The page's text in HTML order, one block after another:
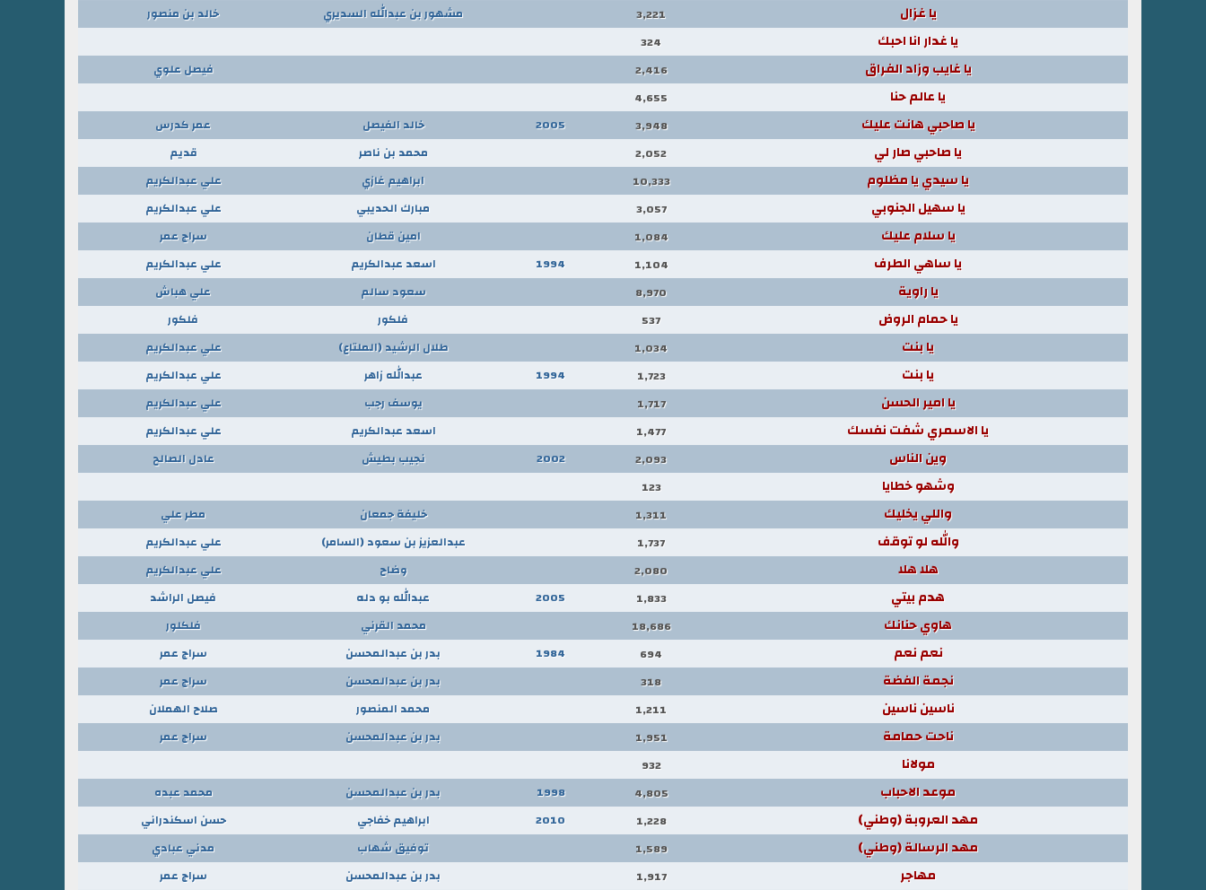
يا غزال 3,221 مشهور بن عبدالله السديري خالد بن منصور
يا غدار انا احبك 324
يا غايب وزاد الفراق 2,416 فيصل علوي
يا عالم حنا 4,655
يا صاحبي هانت عليك 3,948
2005 خالد الفيصل عمر كدرس
يا صاحبي صار لي 2,052 محمد بن ناصر قديم
يا سيدي يا مظلوم 10,333 ابراهيم غازي علي عبدالكريم
يا سهيل الجنوبي 3,057 مبارك الحديبي علي عبدالكريم
يا سلام عليك 1,084 امين قطان سراج عمر
يا ساهي الطرف 1,104
1994 اسعد عبدالكريم علي عبدالكريم
يا راوية 8,970 سعود سالم علي هباش
يا حمام الروض 537 فلكور فلكور
يا بنت 1,034 طلال الرشيد (الملتاع) علي عبدالكريم
يا بنت 1,723
1994 عبدالله زاهر علي عبدالكريم
يا امير الحسن 1,717 يوسف رجب علي عبدالكريم
يا الاسمري شفت نفسك 1,477 اسعد عبدالكريم علي عبدالكريم
وين الناس 2,093
2002 نجيب بطيش عادل الصالح
وشهو خطايا 123
واللي يخليك 1,311 خليفة جمعان مطر علي
والله لو توقف 1,737 عبدالعزيز بن سعود (السامر) علي عبدالكريم
هلا هلا 2,080 وضاح علي عبدالكريم
هدم بيتي 1,833
2005 عبدالله بو دله فيصل الراشد
هاوي حنانك 18,686 محمد القرني فلكلور
نعم نعم 694
1984 بدر بن عبدالمحسن سراج عمر
نجمة الفضة 318 بدر بن عبدالمحسن سراج عمر
ناسين ناسين 1,211 محمد المنصور صلاح الهملان
ناحت حمامة 1,951 بدر بن عبدالمحسن سراج عمر
مولانا 932
موعد الاحباب 4,805
1998 بدر بن عبدالمحسن محمد عبده
مهد العروبة (وطني) 1,228
2010 ابراهيم خفاجي حسن اسكندراني
مهد الرسالة (وطني) 1,589 توفيق شهاب مدني عبادي
مهاجر 1,917 بدر بن عبدالمحسن سراج عمر